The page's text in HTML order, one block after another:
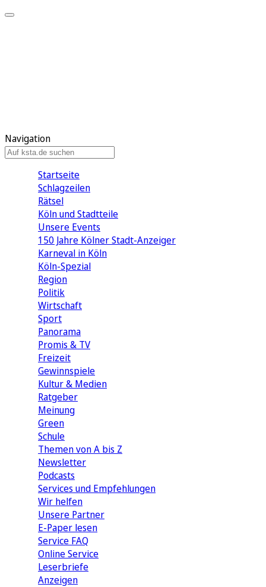
Navigation
Startseite
Schlagzeilen
Rätsel
Köln und Stadtteile
Unsere Events
150 Jahre Kölner Stadt-Anzeiger
Karneval in Köln
Köln-Spezial
Region
Politik
Wirtschaft
Sport
Panorama
Promis & TV
Freizeit
Gewinnspiele
Kultur & Medien
Ratgeber
Meinung
Green
Schule
Themen von A bis Z
Newsletter
Podcasts
Services und Empfehlungen
Wir helfen
Unsere Partner
E-Paper lesen
Service FAQ
Online Service
Leserbriefe
Anzeigen